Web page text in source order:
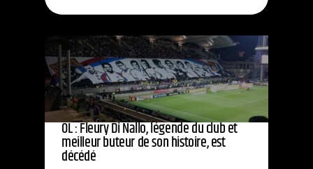
OL : Fleury Di Nallo, légende du club et
meilleur buteur de son histoire, est
décédé